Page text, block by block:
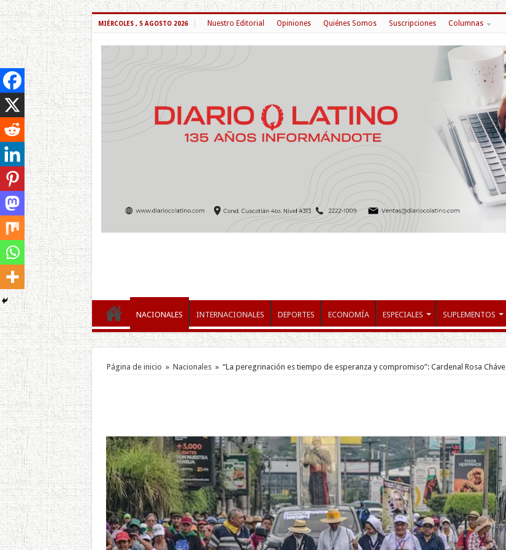
MIÉRCOLES , 5 AGOSTO 2026 Nuestro Editorial Opiniones Quiénes Somos Suscripciones Columnas
NACIONALES INTERNACIONALES DEPORTES ECONOMÍA ESPECIALES SUPLEMENTOS
Página de inicio » Nacionales » “La peregrinación es tiempo de esperanza y compromiso”: Cardenal Rosa Cháve